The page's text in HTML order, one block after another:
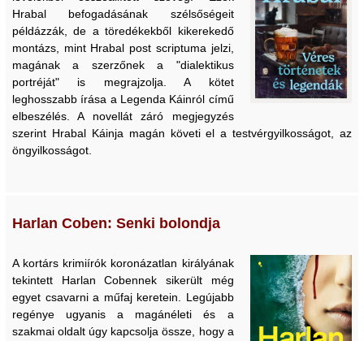
Hrabal befogadásának szélsőségeit
példázzák, de a töredékekből kikerekedő
montázs, mint Hrabal post scriptuma jelzi,
magának a szerzőnek a "dialektikus
portréját" is megrajzolja. A kötet
leghosszabb írása a Legenda Káinról című
elbeszélés. A novellát záró megjegyzés
szerint Hrabal Káinja magán követi el a testvérgyilkosságot, az
öngyilkosságot.
Harlan Coben: Senki bolondja
A kortárs krimiírók koronázatlan királyának
tekintett Harlan Cobennek sikerült még
egyet csavarni a műfaj keretein. Legújabb
regénye ugyanis a magánéleti és a
szakmai oldalt úgy kapcsolja össze, hogy a